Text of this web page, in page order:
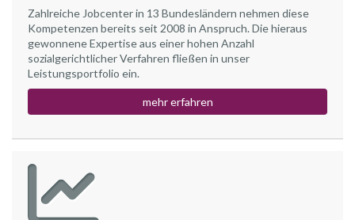
Zahlreiche Jobcenter in 13 Bundesländern nehmen diese
Kompetenzen bereits seit 2008 in Anspruch. Die hieraus
gewonnene Expertise aus einer hohen Anzahl
sozialgerichtlicher Verfahren fließen in unser
Leistungsportfolio ein.
mehr erfahren